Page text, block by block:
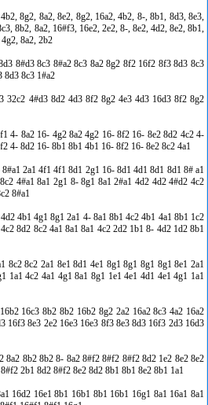
8g2, 8a2, 8e2, 8g2, 16a2, 4b2, 8-, 8b1, 8d3, 8e3,
8b2, 8a2, 16#f3, 16e2, 2e2, 8-, 8e2, 4d2, 8e2, 8b1,
8a2, 2b2
8#d3 8c3 8#a2 8c3 8a2 8g2 8f2 16f2 8f3 8d3 8c3
8d3 8c3 1#a2
32c2 4#d3 8d2 4d3 8f2 8g2 4e3 4d3 16d3 8f2 8g2
4- 8a2 16- 4g2 8a2 4g2 16- 8f2 16- 8e2 8d2 4c2 4-
4- 8d2 16- 8b1 8b1 4b1 16- 8f2 16- 8e2 8c2 4a1
2a1 4f1 4f1 8d1 2g1 16- 8d1 4d1 8d1 8d1 8# a1
4#a1 8a1 2g1 8- 8g1 8a1 2#a1 4d2 4d2 4#d2 4c2
8#a1
4b1 4g1 8g1 2a1 4- 8a1 8b1 4c2 4b1 4a1 8b1 1c2
8d2 8c2 4a1 8a1 8a1 4c2 2d2 1b1 8- 4d2 1d2 8b1
8c2 8c2 2a1 8e1 8d1 4e1 8g1 8g1 8g1 8g1 8e1 2a1
1a1 4c2 4a1 4g1 8a1 8g1 1e1 4e1 4d1 4e1 4g1 1a1
16c3 8b2 8b2 16b2 8g2 2a2 16a2 8c3 4a2 16a2
16f3 8e3 2e2 16e3 16e3 8f3 8e3 8d3 16f3 2d3 16d3
8b2 8b2 8- 8a2 8#f2 8#f2 8#f2 8d2 1e2 8e2 8e2
2b1 8d2 8#f2 8e2 8d2 8b1 8b1 8e2 8b1 1a1
16d2 16e1 8b1 16b1 8b1 16b1 16g1 8a1 16a1 8a1